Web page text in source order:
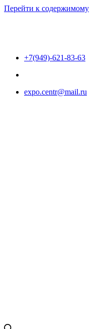
Перейти к содержимому
+7(949)-621-83-63
expo.centr@mail.ru